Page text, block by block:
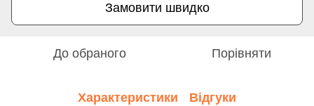
Замовити швидко
До обраного Порівняти
Характеристики Відгуки